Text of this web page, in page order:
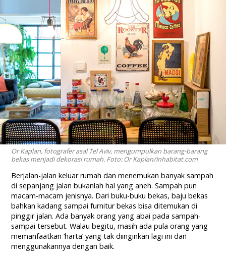
Or Kaplan, fotografer asal Tel Aviv, mengumpulkan barang-barang
bekas menjadi dekorasi rumah. Foto: Or Kaplan/inhabitat.com
Berjalan-jalan keluar rumah dan menemukan banyak sampah
di sepanjang jalan bukanlah hal yang aneh. Sampah pun
macam-macam jenisnya. Dari buku-buku bekas, baju bekas
bahkan kadang sampai furnitur bekas bisa ditemukan di
pinggir jalan. Ada banyak orang yang abai pada sampah-
sampai tersebut. Walau begitu, masih ada pula orang yang
memanfaatkan ‘harta’ yang tak diinginkan lagi ini dan
menggunakannya dengan baik.